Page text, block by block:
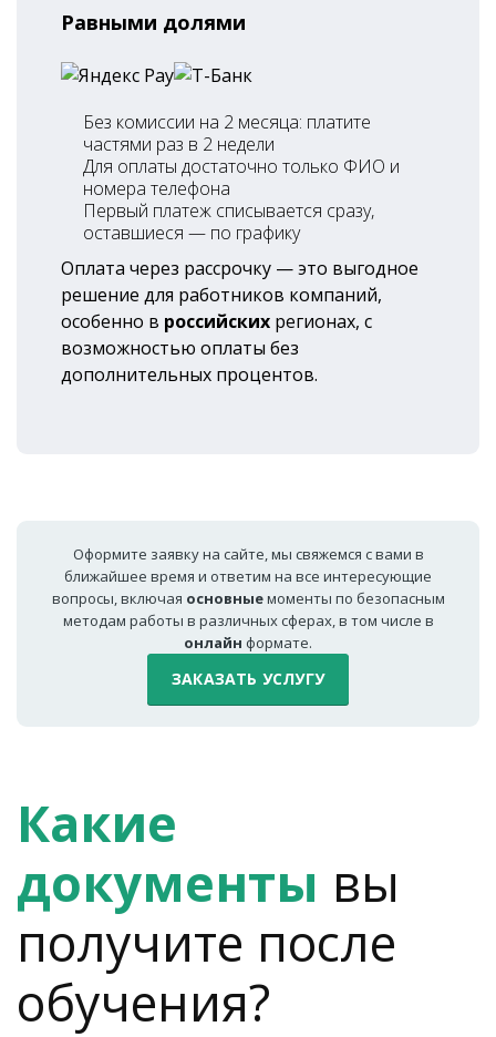
Равными долями
Без комиссии на 2 месяца: платите
частями раз в 2 недели
Для оплаты достаточно только ФИО и
номера телефона
Первый платеж списывается сразу,
оставшиеся — по графику
Оплата через рассрочку — это выгодное
решение для работников компаний,
особенно в российских регионах, с
возможностью оплаты без
дополнительных процентов.
ЗАКАЗАТЬ УСЛУГУ
Оформите заявку на сайте, мы свяжемся с вами в
ближайшее время и ответим на все интересующие
вопросы, включая основныемоменты по безопасным
методам работы в различных сферах, в том числе в
онлайн формате.
Какие
документы вы
получите после
обучения?